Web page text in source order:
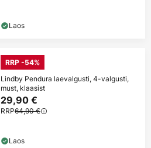
Laos
RRP -54%
Lindby Pendura laevalgusti, 4-valgusti,
must, klaasist
29,90 €
RRP64,90 €
Laos